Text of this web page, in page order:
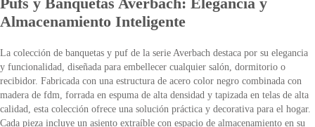
Almacenamiento Inteligente
La colección de banquetas y puf de la serie Averbach destaca por su elegancia
y funcionalidad, diseñada para embellecer cualquier salón, dormitorio o
recibidor. Fabricada con una estructura de acero color negro combinada con
madera de fdm, forrada en espuma de alta densidad y tapizada en telas de alta
calidad, esta colección ofrece una solución práctica y decorativa para el hogar.
Cada pieza incluye un asiento extraíble con espacio de almacenamiento en su